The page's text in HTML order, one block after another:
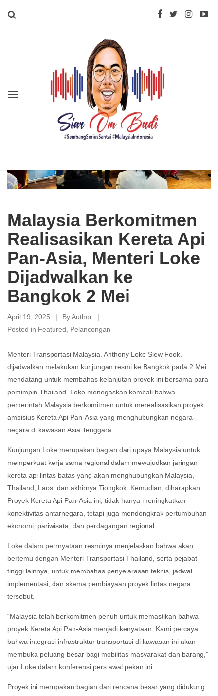
Malaysia Berkomitmen
Realisasikan Kereta Api
Pan-Asia, Menteri Loke
Dijadwalkan ke
Bangkok 2 Mei
April 19, 2025 ByAuthor
Posted in Featured Pelancongan
Menteri Transportasi Malaysia, Anthony Loke Siew Fook,
dijadwalkan melakukan kunjungan resmi ke Bangkok pada 2 Mei
mendatang untuk membahas kelanjutan proyek ini bersama para
pemimpin Thailand. Loke menegaskan kembali bahwa
pemerintah Malaysia berkomitmen untuk merealisasikan proyek
ambisius Kereta Api Pan-Asia yang menghubungkan negara-
negara di kawasan Asia Tenggara.
Kunjungan Loke merupakan bagian dari upaya Malaysia untuk
memperkuat kerja sama regional dalam mewujudkan jaringan
kereta api lintas batas yang akan menghubungkan Malaysia,
Thailand, Laos, dan akhirnya Tiongkok. Kemudian, diharapkan
Proyek Kereta Api Pan-Asia ini, tidak hanya meningkatkan
konektivitas antarnegara, tetapi juga mendongkrak pertumbuhan
ekonomi, pariwisata, dan perdagangan regional.
Loke dalam perrnyataan resminya menjelaskan bahwa akan
bertemu dengan Menteri Transportasi Thailand, serta pejabat
tinggi lainnya, untuk membahas penyelarasan teknis, jadwal
implementasi, dan skema pembiayaan proyek lintas negara
tersebut.
“Malaysia telah berkomitmen penuh untuk memastikan bahwa
proyek Kereta Api Pan-Asia menjadi kenyataan. Kami percaya
bahwa integrasi infrastruktur transportasi di kawasan ini akan
membuka peluang besar bagi mobilitas masyarakat dan barang,”
ujar Loke dalam konferensi pers awal pekan ini.
Proyek ini merupakan bagian dari rencana besar yang didukung